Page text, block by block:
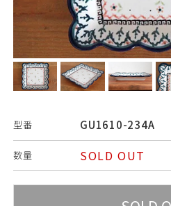
型番 GU1610-234A
数量 SOLD OUT